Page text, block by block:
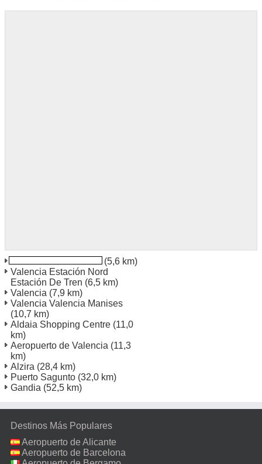
Valencia a la estación (5,6 km)
Valencia Estación Nord
Estación De Tren (6,5 km)
Valencia (7,9 km)
Valencia Valencia Manises
(10,7 km)
Aldaia Shopping Centre (11,0
km)
Aeropuerto de Valencia (11,3
km)
Alzira (28,4 km)
Puerto Sagunto (32,0 km)
Gandia (52,5 km)
Destinos Más Populares
Aeropuerto de Alicante
Aeropuerto de Barcelona